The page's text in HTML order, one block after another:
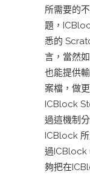
所需要的
題，
悉的
言，當然
也能提供
案檔，做
ICBlock
過這機制
ICBlock
過ICBlock
夠把在